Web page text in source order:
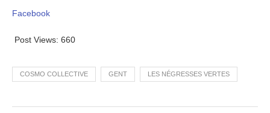
Facebook
Post Views: 660
COSMO COLLECTIVE GENT LES NÉGRESSES VERTES